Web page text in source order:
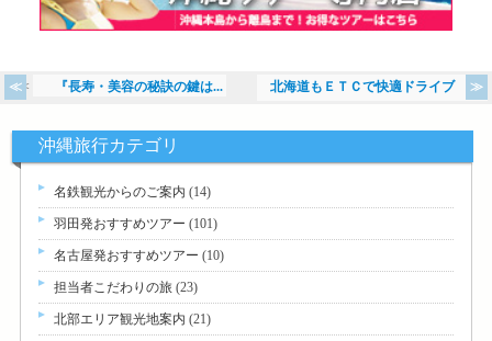
<< 『長寿・美容の秘訣の鍵は...
北海道もＥＴＣで快適ドライブ
沖縄旅行カテゴリ
名鉄観光からのご案内 (14)
羽田発おすすめツアー (101)
名古屋発おすすめツアー (10)
担当者こだわりの旅 (23)
北部エリア観光地案内 (21)